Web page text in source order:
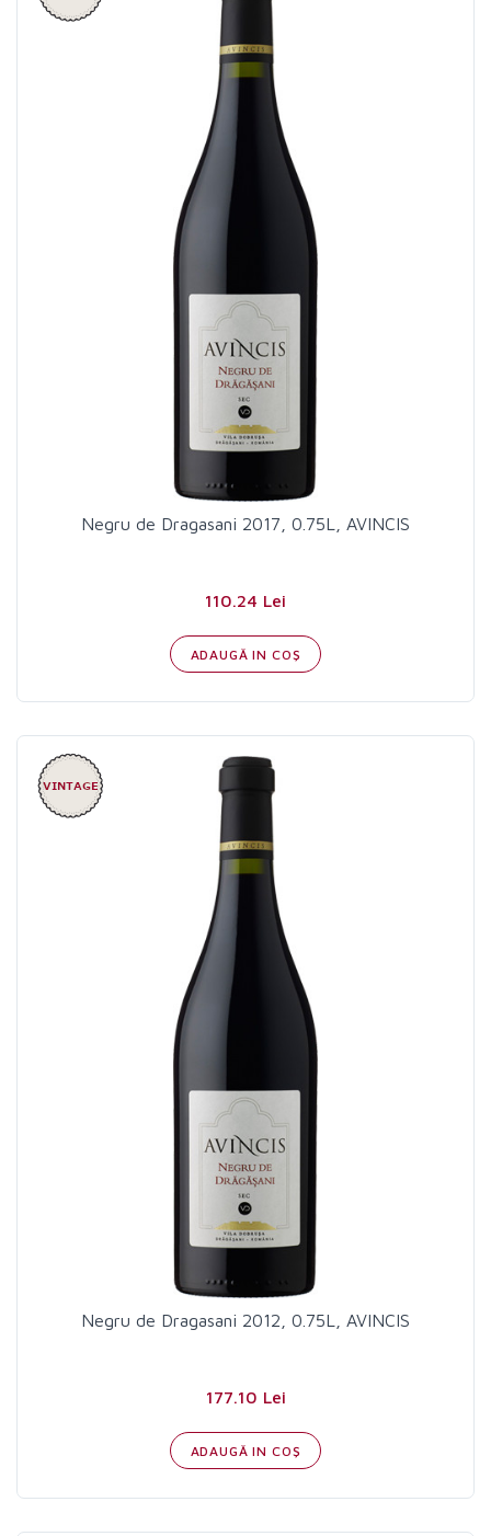
Negru de Dragasani 2017, 0.75L, AVINCIS
110.24 Lei
ADAUGĂ IN COŞ
Negru de Dragasani 2012, 0.75L, AVINCIS
177.10 Lei
ADAUGĂ IN COŞ